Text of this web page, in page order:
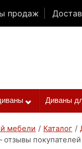
продаж
Диваны
мебели / Каталог /
отзывы покупателей